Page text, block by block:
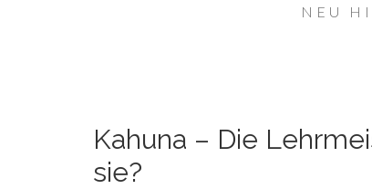
NEU
Kahuna – Die
sie?